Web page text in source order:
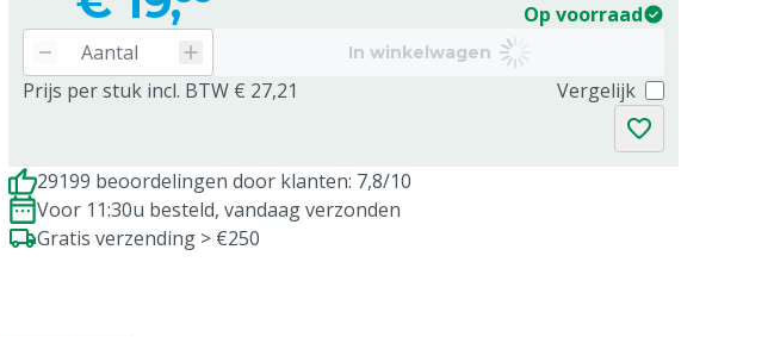
Op voorraad
In winkelwagen
Prijs per stuk incl. BTW € 27,21 Vergelijk
29199 beoordelingen door klanten: 7,8/10
Voor 11:30u besteld, vandaag verzonden
Gratis verzending > €250